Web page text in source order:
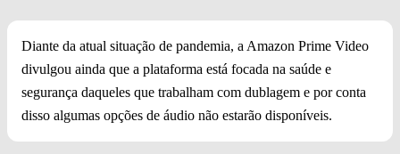
Diante da atual situação de pandemia, a Amazon Prime Video
divulgou ainda que a plataforma está focada na saúde e
segurança daqueles que trabalham com dublagem e por conta
disso algumas opções de áudio não estarão disponíveis.